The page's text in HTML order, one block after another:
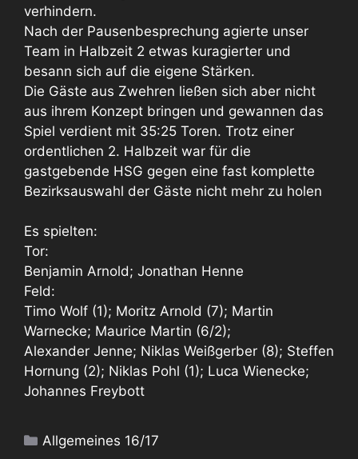
verhindern.
Nach der Pausenbesprechung agierte unser
Team in Halbzeit 2 etwas kuragierter und
besann sich auf die eigene Stärken.
Die Gäste aus Zwehren ließen sich aber nicht
aus ihrem Konzept bringen und gewannen das
Spiel verdient mit 35:25 Toren. Trotz einer
ordentlichen 2. Halbzeit war für die
gastgebende HSG gegen eine fast komplette
Bezirksauswahl der Gäste nicht mehr zu holen
Es spielten:
Tor:
Benjamin Arnold; Jonathan Henne
Feld:
Timo Wolf (1); Moritz Arnold (7); Martin
Warnecke; Maurice Martin (6/2);
Alexander Jenne; Niklas Weißgerber (8); Steffen
Hornung (2); Niklas Pohl (1); Luca Wienecke;
Johannes Freybott
Kategorien
Allgemeines 16/17